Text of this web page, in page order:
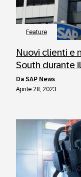
Feature
Nuovi clienti e
South durante
da SAP News
Aprile 28, 2023